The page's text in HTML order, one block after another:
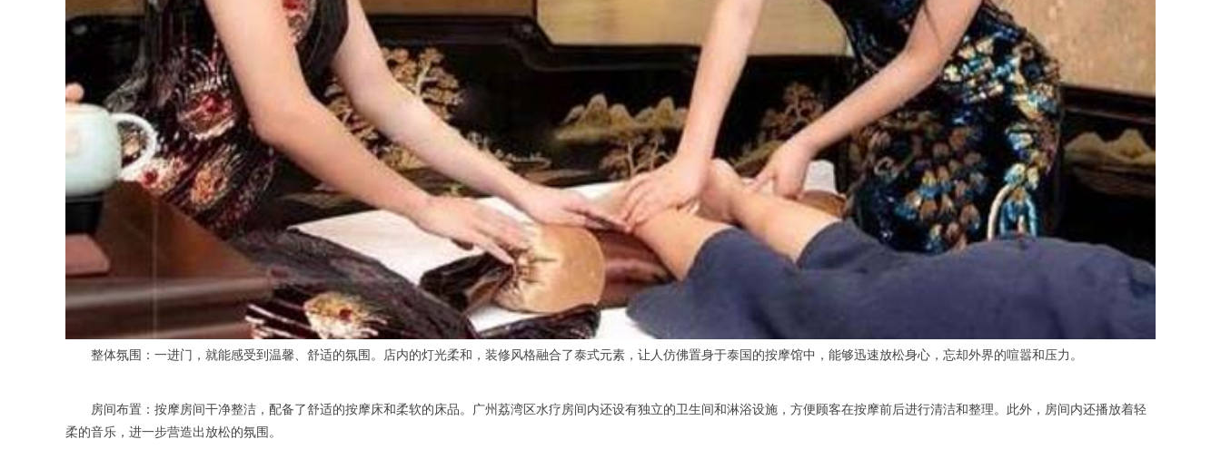
整体氛围：一进门，就能感受到温馨、舒适的氛围。店内的灯光柔和，装修风格融合了泰式元素，让人仿佛置身于泰国的按摩馆中，能够迅速放松身心，忘却外界的喧嚣和压力。
房间布置：按摩房间干净整洁，配备了舒适的按摩床和柔软的床品。广州荔湾区水疗房间内还设有独立的卫生间和淋浴设施，方便顾客在按摩前后进行清洁和整理。此外，房间内还播放着轻
柔的音乐，进一步营造出放松的氛围。